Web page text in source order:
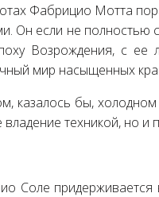
Фабрицио Мотта
Он если не полностью
Возрождения, с
мир насыщенных
казалось бы,
владение техникой, но
Соле придерживается